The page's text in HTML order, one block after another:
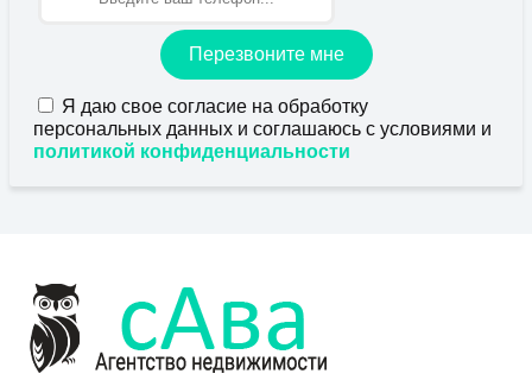
Перезвоните мне
Я даю свое согласие на обработку
персональных данных и соглашаюсь с условиями и
политикой конфиденциальности